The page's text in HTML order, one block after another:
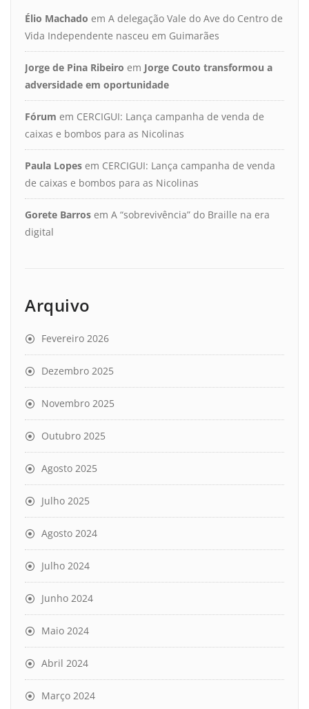
Élio Machado em A delegação Vale do Ave do Centro de
Vida Independente nasceu em Guimarães
Jorge de Pina Ribeiro em Jorge Couto transformou a
adversidade em oportunidade
Fórum em CERCIGUI: Lança campanha de venda de
caixas e bombos para as Nicolinas
Paula Lopes em CERCIGUI: Lança campanha de venda
de caixas e bombos para as Nicolinas
Gorete Barros em A “sobrevivência” do Braille na era
digital
Arquivo
Fevereiro 2026
Dezembro 2025
Novembro 2025
Outubro 2025
Agosto 2025
Julho 2025
Agosto 2024
Julho 2024
Junho 2024
Maio 2024
Abril 2024
Março 2024